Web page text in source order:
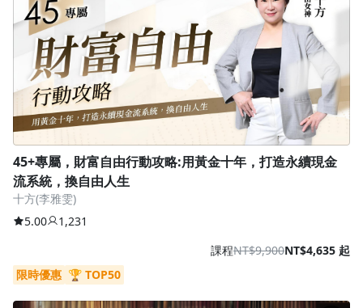
45+專屬，財富自由行動攻略:用黃金十年，打造永續現金
流系統，換自由人生
十方(李雅雯)
5.00
1,231
課程NT$9,900NT$4,635 起
限時優惠 🏆 TOP50